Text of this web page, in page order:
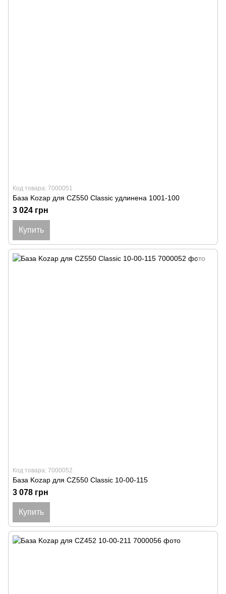
Код товара: 7000051
База Kozap для CZ550 Classic удлинена 1001-100
3 024 грн
Купить
Код товара: 7000052
База Kozap для CZ550 Classic 10-00-115
3 078 грн
Купить